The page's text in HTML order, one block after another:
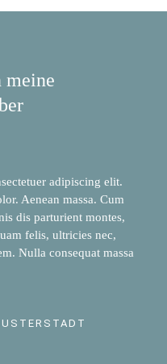
meine
adipiscing elit.
Aenean massa. Cum
dis parturient montes,
felis, ultricies nec,
Nulla consequat massa